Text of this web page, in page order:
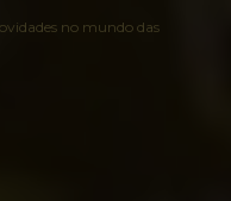
no mundo das